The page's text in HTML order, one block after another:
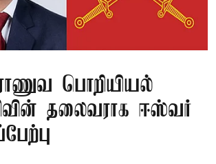
பொறியியல்
தலைவராக ஈஸ்வர்